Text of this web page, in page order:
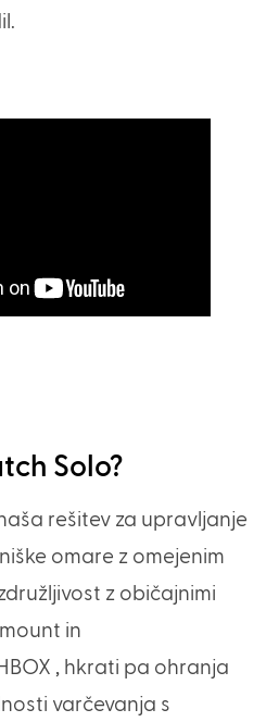
Solo?
rešitev za upravljanje
omare z omejenim
z običajnimi
in
, hkrati pa ohranja
varčevanja s